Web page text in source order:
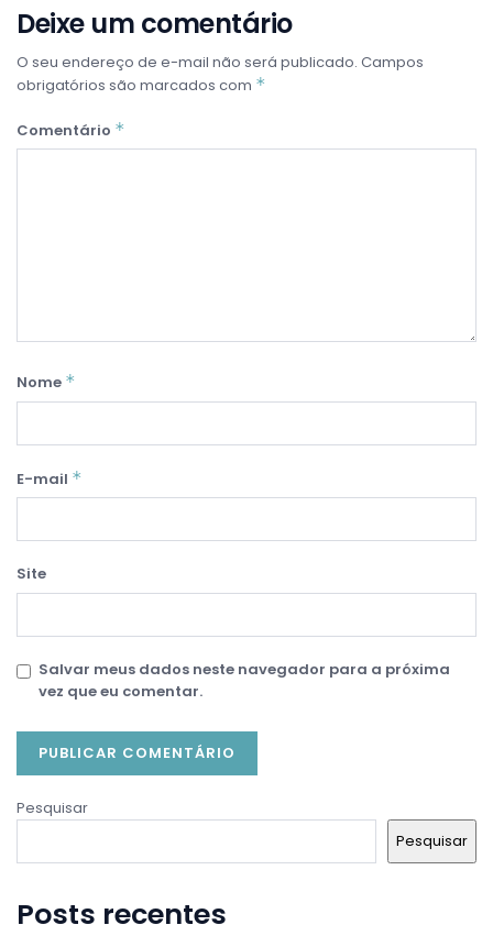
Deixe um comentário
O seu endereço de e-mail não será publicado. Campos
obrigatórios são marcados com *
Comentário *
Nome *
E-mail *
Site
Salvar meus dados neste navegador para a próxima
vez que eu comentar.
Pesquisar
Pesquisar
Posts recentes